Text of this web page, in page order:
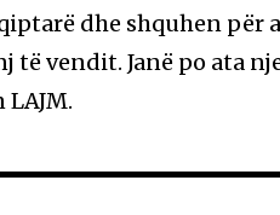
dhe shquhen për
të vendit. Janë po ata
LAJM.